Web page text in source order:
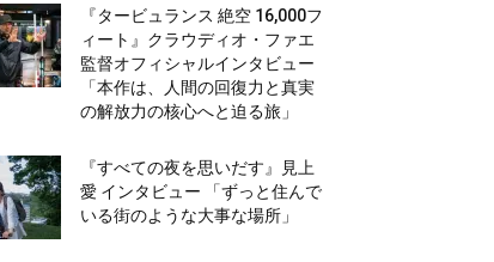
『タービュランス 絶空 16,000フ
ィート』クラウディオ・ファエ
監督オフィシャルインタビュー
「本作は、人間の回復力と真実
の解放力の核心へと迫る旅」
『すべての夜を思いだす』見上
愛 インタビュー 「ずっと住んで
いる街のような大事な場所」